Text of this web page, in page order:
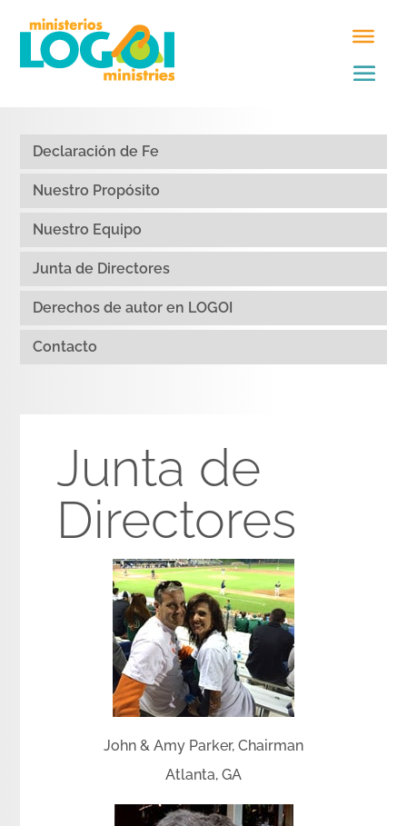
Declaración de Fe
Nuestro Propósito
Nuestro Equipo
Junta de Directores
Derechos de autor en LOGOI
Contacto
Junta de
Directores
John & Amy Parker, Chairman
Atlanta, GA